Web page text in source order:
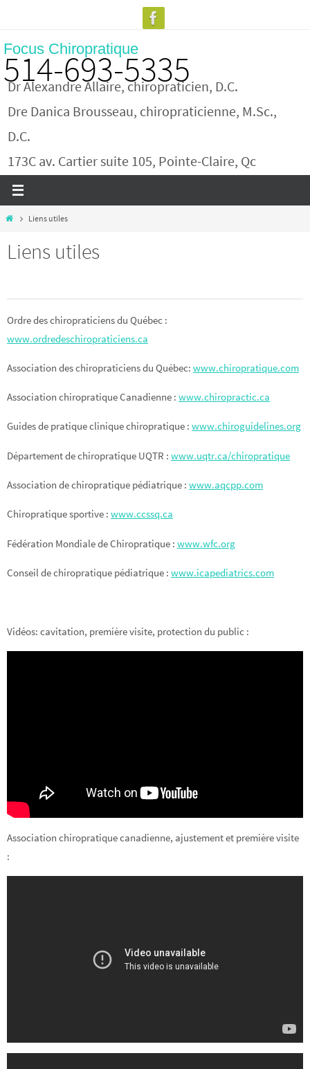
content
Focus Chiropratique
514-693-5335
Dr Alexandre Allaire, chiropraticien, D.C.
Dre Danica Brousseau, chiropraticienne, M.Sc.,
D.C.
173C av. Cartier suite 105, Pointe-Claire, Qc
HomeLiens utiles
Liens utiles
Ordre des chiropraticiens du Québec :
www.ordredeschiropraticiens.ca
Association des chiropraticiens du Québec: www.chiropratique.com
Association chiropratique Canadienne : www.chiropractic.ca
Guides de pratique clinique chiropratique : www.chiroguidelines.org
Département de chiropratique UQTR : www.uqtr.ca/chiropratique
Association de chiropratique pédiatrique : www.aqcpp.com
Chiropratique sportive : www.ccssq.ca
Fédération Mondiale de Chiropratique : www.wfc.org
Conseil de chiropratique pédiatrique : www.icapediatrics.com
Vidéos: cavitation, première visite, protection du public :
Association chiropratique canadienne, ajustement et première visite
: